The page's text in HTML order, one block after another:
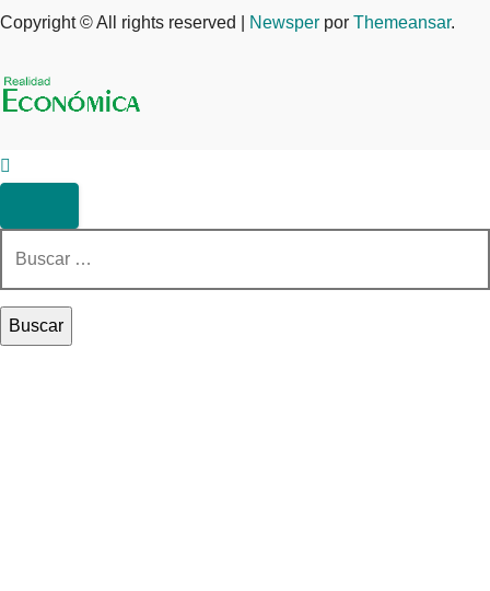
Copyright © All rights reserved
Newsper por Themeansar.